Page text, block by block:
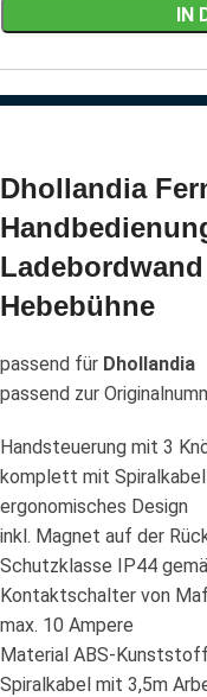
IN
Dhollandia
Hebebühne
passend für Dhollandia
passend zur
Handsteuerung mit 3
komplett mit
ergonomisches Design
inkl. Magnet auf der
Schutzklasse IP44
Kontaktschalter von
max. 10 Ampere
Material ABS-
Spiralkabel mit 3,5m